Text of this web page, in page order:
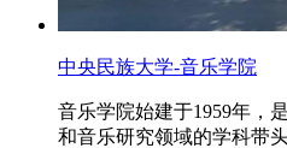
中央民族大学-音乐学院
音乐学院始建于1959年，
和音乐研究领域的学科带